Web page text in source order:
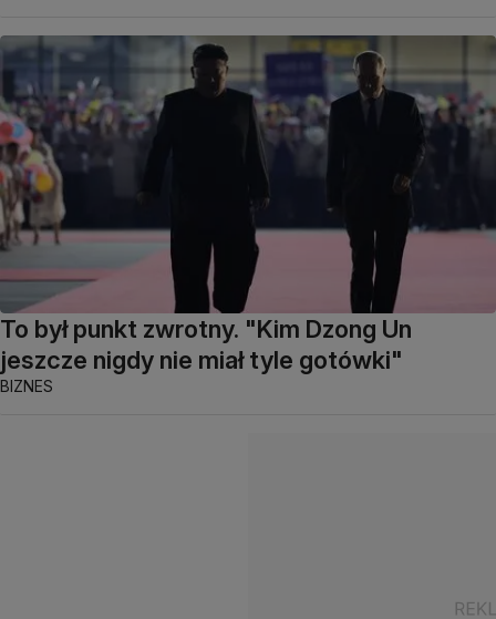
To był punkt zwrotny. "Kim Dzong Un
jeszcze nigdy nie miał tyle gotówki"
BIZNES